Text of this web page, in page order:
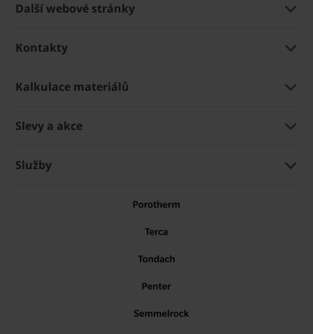
Další webové stránky
Kontakty
Kalkulace materiálů
Slevy a akce
Služby